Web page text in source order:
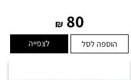
80
₪
הוספה לסל לצפייה